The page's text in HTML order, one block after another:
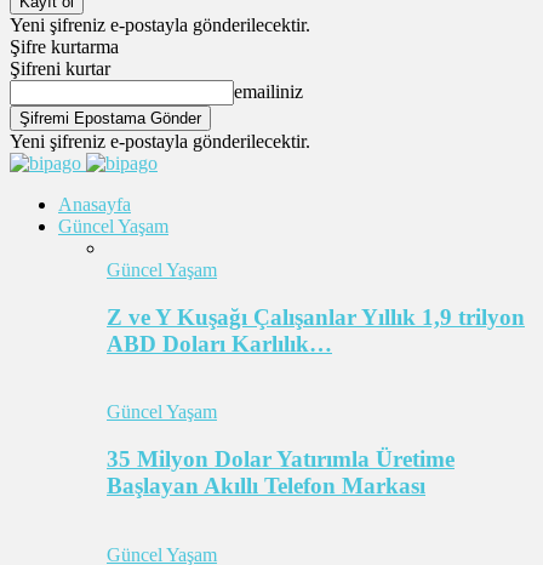
Yeni şifreniz e-postayla gönderilecektir.
Şifre kurtarma
Şifreni kurtar
emailiniz
Yeni şifreniz e-postayla gönderilecektir.
Anasayfa
Güncel Yaşam
Güncel Yaşam
Z ve Y Kuşağı Çalışanlar Yıllık 1,9 trilyon
ABD Doları Karlılık…
Güncel Yaşam
35 Milyon Dolar Yatırımla Üretime
Başlayan Akıllı Telefon Markası
Güncel Yaşam